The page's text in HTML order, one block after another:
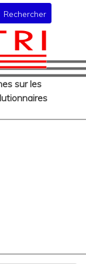
sur les
Rechercher